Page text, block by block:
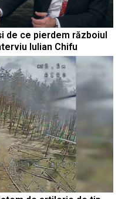
de ce pierdem războiul
Iulian Chifu